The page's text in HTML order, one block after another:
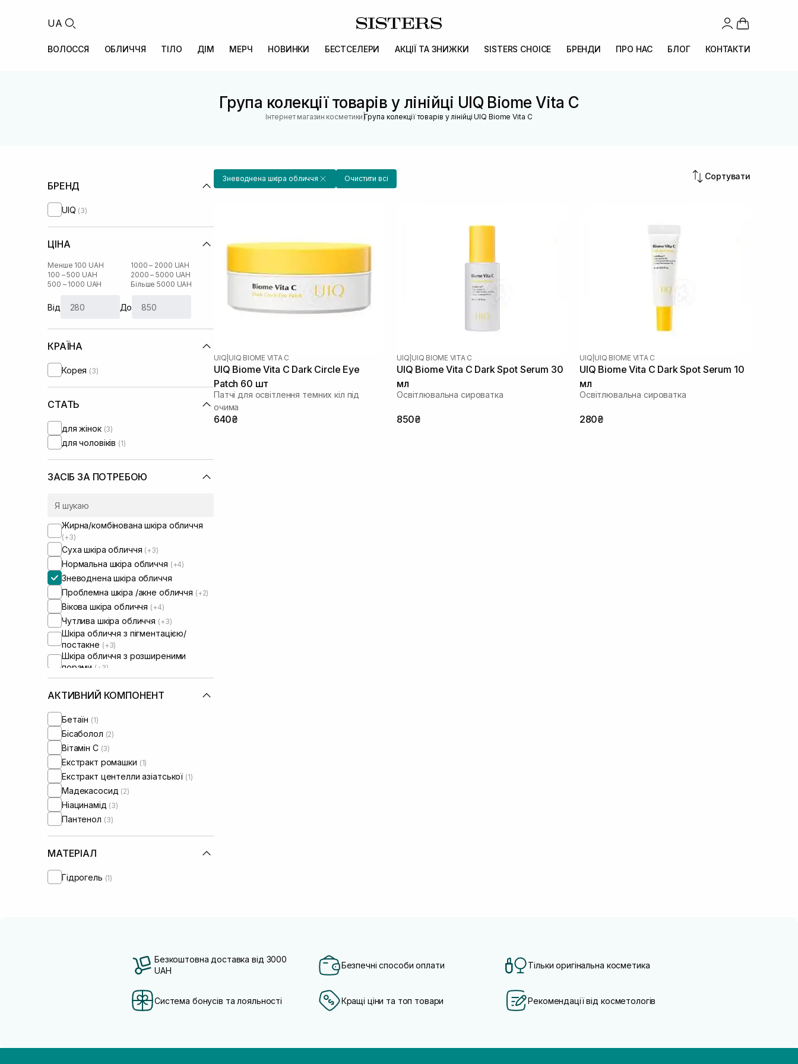
UA
ВОЛОССЯ ОБЛИЧЧЯ ТІЛО ДІМ МЕРЧ НОВИНКИ БЕСТСЕЛЕРИ АКЦІЇ ТА ЗНИЖКИ SISTERS CHOICE БРЕНДИ ПРО НАС БЛОГ КОНТАКТИ
Група колекції товарів у лінійці UIQ Biome Vita C
Інтернет магазин косметики |Група колекції товарів у лінійці UIQ Biome Vita C
БРЕНД
UIQ (3)
ЦІНА
Менше 100 UAH
100 – 500 UAH
500 – 1000 UAH
1000 – 2000 UAH
2000 – 5000 UAH
Більше 5000 UAH
Від До
КРАЇНА
Корея (3)
СТАТЬ
для жінок (3)
для чоловіків (1)
ЗАСІБ ЗА ПОТРЕБОЮ
Жирна/комбінована шкіра обличчя
(+3)
Суха шкіра обличчя (+3)
Нормальна шкіра обличчя (+4)
Зневоднена шкіра обличчя
Проблемна шкіра /акне обличчя (+2)
Вікова шкіра обличчя (+4)
Чутлива шкіра обличчя (+3)
Шкіра обличчя з пігментацією/
постакне (+3)
Шкіра обличчя з розширеними
порами (+3)
Шкіра обличчя з порушеним
барʼєром (+1)
Від синців під очима
АКТИВНИЙ КОМПОНЕНТ
Бетаїн (1)
Бісаболол (2)
Вітамін C (3)
Екстракт ромашки (1)
Екстракт центелли азіатської (1)
Мадекасосид (2)
Ніацинамід (3)
Пантенол (3)
МАТЕРІАЛ
Гідрогель (1)
Зневоднена шкіра обличчя Очистити всі Сортувати
UIQ UIQ BIOME VITA C
UIQ Biome Vita C Dark Circle Eye
Patch 60 шт
Патчі для освітлення темних кіл під
очима
640₴
UIQ UIQ BIOME VITA C
UIQ Biome Vita C Dark Spot Serum 30
мл
Освітлювальна сироватка
850₴
UIQ UIQ BIOME VITA C
UIQ Biome Vita C Dark Spot Serum 10
мл
Освітлювальна сироватка
280₴
Безкоштовна доставка від 3000
UAH
Безпечні способи оплати Тільки оригінальна косметика
Система бонусів та лояльності Кращі ціни та топ товари Рекомендації від косметологів